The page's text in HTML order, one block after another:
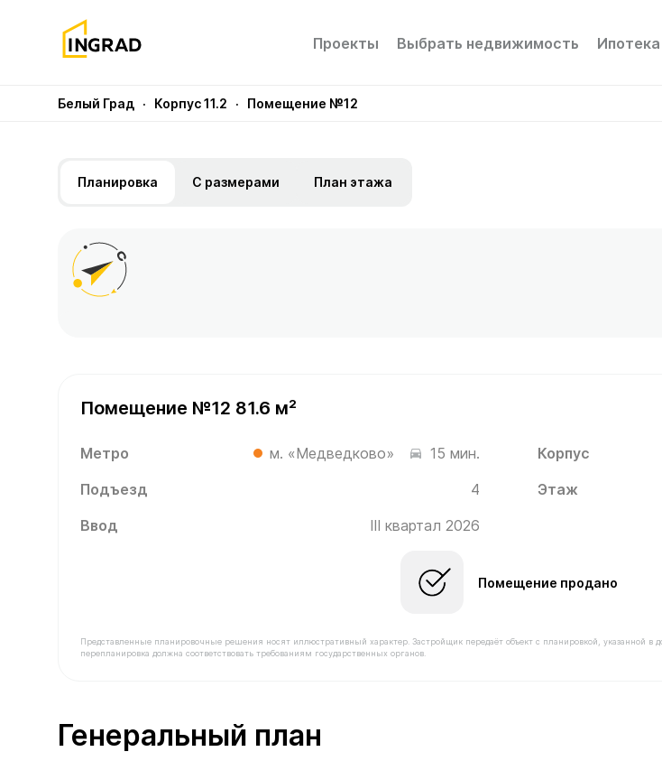
Проекты Выбрать недвижимость
Белый Град · Корпус 11.2 · Помещение №12
Планировка С размерами План этажа
Помещение №12 81.6 м²
Метро м. «Медведково» 15 мин. Корпус
Подъезд 4 Этаж
Ввод
III квартал 2026
Помещение продано
Представленные планировочные решения носят иллюстративный характер. Застройщик передаёт объект с планировкой, указанной в
перепланировка должна соответствовать требованиям государственных органов.
Генеральный план